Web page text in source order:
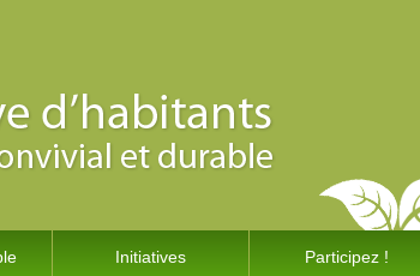
Initiatives Participez !